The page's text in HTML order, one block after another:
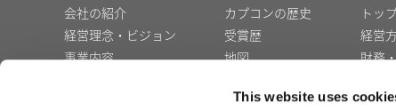
This website uses
会社の紹介
経営理念・ビジョン
事業内容
カプコンの歴史
受賞歴
地図
業所
トッ
経営
財務